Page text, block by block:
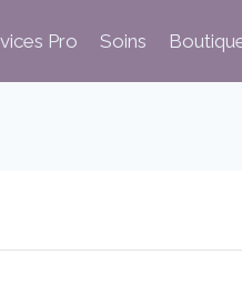
Pro Soins